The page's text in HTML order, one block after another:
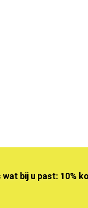
wat bij u past: 10%